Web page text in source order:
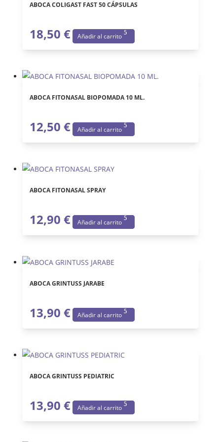
ABOCA COLIGAST FAST 50 CÁPSULAS
18,50 € Añadir al carrito
ABOCA FITONASAL BIOPOMADA 10 ML.
12,50 € Añadir al carrito
ABOCA FITONASAL SPRAY
12,90 € Añadir al carrito
ABOCA GRINTUSS JARABE
13,90 € Añadir al carrito
ABOCA GRINTUSS PEDIATRIC
13,90 € Añadir al carrito